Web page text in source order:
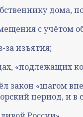
дома,
c учётом
изъятия;
«подлежащих
закон «шагом
период, и в